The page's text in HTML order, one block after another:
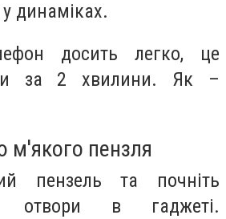
динаміках.
досить легко, це
за 2 хвилини. Як –
пензля
пензель та почніть
отвори в гаджеті.